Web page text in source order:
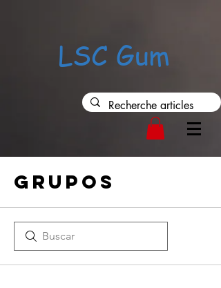
LSC Gum
Grupos